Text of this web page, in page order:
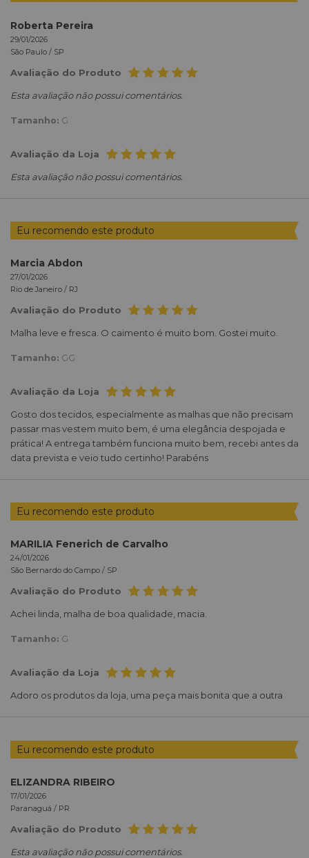
Roberta Pereira
29/01/2026
São Paulo / SP
Avaliação do Produto
Esta avaliação não possui comentários.
Tamanho: G
Avaliação da Loja
Esta avaliação não possui comentários.
Eu recomendo este produto
Marcia Abdon
27/01/2026
Rio de Janeiro / RJ
Avaliação do Produto
Malha leve e fresca. O caimento é muito bom. Gostei muito.
Tamanho: GG
Avaliação da Loja
Gosto dos tecidos, especialmente as malhas que não precisam
passar mas vestem muito bem, é uma elegância despojada e
prática! A entrega também funciona muito bem, recebi antes da
data prevista e veio tudo certinho! Parabéns
Eu recomendo este produto
MARILIA Fenerich de Carvalho
24/01/2026
São Bernardo do Campo / SP
Avaliação do Produto
Achei linda, malha de boa qualidade, macia.
Tamanho: G
Avaliação da Loja
Adoro os produtos da loja, uma peça mais bonita que a outra
Eu recomendo este produto
ELIZANDRA RIBEIRO
17/01/2026
Paranaguá / PR
Avaliação do Produto
Esta avaliação não possui comentários.